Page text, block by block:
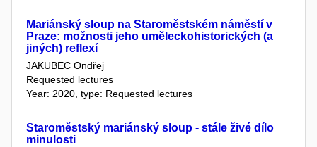
Mariánský sloup na Staroměstském náměstí v
Praze: možnosti jeho uměleckohistorických (a
jiných) reflexí
JAKUBEC Ondřej
Requested lectures
Year: 2020, type: Requested lectures
Staroměstský mariánský sloup - stále živé dílo
minulosti